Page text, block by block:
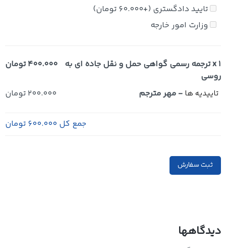
تایید دادگستری(+
60.000تومان)
وزارت امور خارجه
x 1ترجمه رسمی گواهی حمل و نقل جاده ای به
روسی
400.000 تومان
تاییدیه ها-مهر مترجم 200.000 تومان
جمع کل600.000 تومان
ثبت سفارش
دیدگاهها